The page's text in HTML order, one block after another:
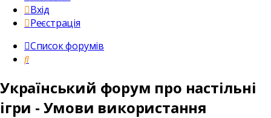
Вхід
Реєстрація
Список форумів
Пошук
Український форум про настільні
ігри - Умови використання